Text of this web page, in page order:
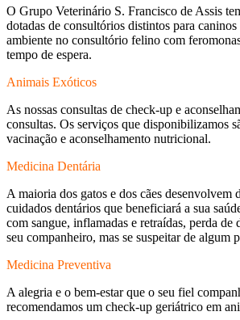
O Grupo Veterinário S. Francisco de Assis
dotadas de consultórios distintos para
ambiente no consultório felino com
tempo de espera.
Animais Exóticos
As nossas consultas de check-up e
consultas. Os serviços que disponibilizamos
vacinação e aconselhamento nutricional.
Medicina Dentária
A maioria dos gatos e dos cães desenvolvem
cuidados dentários que beneficiará a sua
com sangue, inflamadas e retraídas, perda
seu companheiro, mas se suspeitar de algum
Medicina Preventiva
A alegria e o bem-estar que o seu fiel
recomendamos um check-up geriátrico em